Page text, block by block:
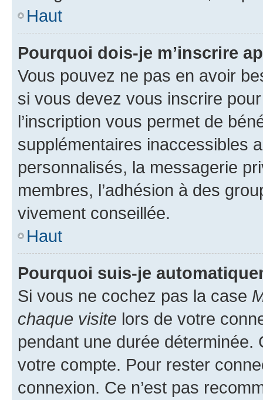
Haut
Pourquoi dois-je m’inscrire
Vous pouvez ne pas en avoir
si vous devez vous inscrire
l’inscription vous permet de
supplémentaires inaccessibles
personnalisés, la messagerie
membres, l’adhésion à des
vivement conseillée.
Haut
Pourquoi suis-je
Si vous ne cochez pas la case
chaque visite lors de votre
pendant une durée déterminée.
votre compte. Pour rester
connexion. Ce n’est pas